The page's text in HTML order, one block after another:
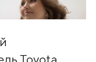
Toyota